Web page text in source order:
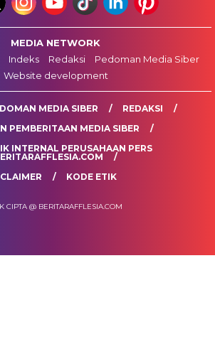
MEDIA NETWORK
Indeks Redaksi
Pedoman Media Siber
Website development
MEDIA SIBER
REDAKSI
PEMBERITAAN MEDIA SIBER
INTERNAL PERUSAHAAN PERS
KODE ETIK
CIPTA @ BERITARAFFLESIA.COM